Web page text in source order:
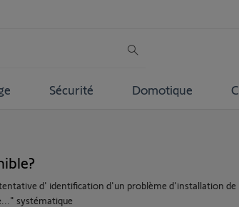
Sécurité Domotique
d' identification d'un problème d'installation de
systématique